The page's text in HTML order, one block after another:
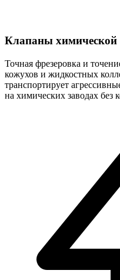
Клапаны химической
Точная фрезеровка и
кожухов и жидкостных
транспортирует
на химических заводах без